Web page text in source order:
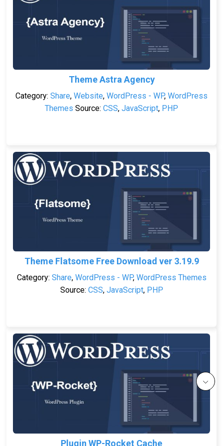
Theme Astra Agency
Category: Share, Website, WordPress - WP, WordPress
Themes Source: CSS, JavaScript, PHP
Theme Flatsome Free Download ver 3.19.9
Category: Share, WordPress - WP, WordPress Themes
Source: CSS, JavaScript, PHP
Plugin WP-Rocket Cache